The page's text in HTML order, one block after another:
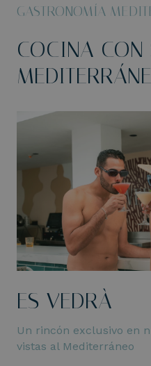
GASTRONOMÍA
COCINA CON
ES VEDRÀ
Un rincón exclusivo en
vistas al Mediterráneo